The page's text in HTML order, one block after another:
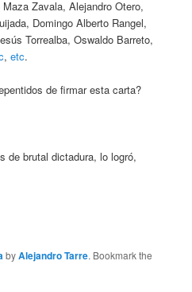
Zavala, Alejandro Otero,
Domingo Alberto Rangel,
Torrealba, Oswaldo Barreto,
,etc.
de firmar esta carta?
de brutal dictadura, lo logró,
byAlejandro Tarre. Bookmark the